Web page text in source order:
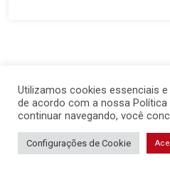
Utilizamos cookies essenciais
de acordo com a nossa Política
continuar navegando, você
Configurações de Cookie